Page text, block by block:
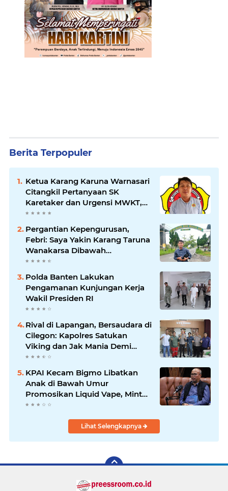
Berita Terpopuler
Ketua Karang Karuna Warnasari
Citangkil Pertanyaan SK
Karetaker dan Urgensi MWKT,
Saat Suasana Berduka
Pergantian Kepengurusan,
Febri: Saya Yakin Karang Taruna
Wanakarsa Dibawah
Kepemimpinan Bung Entus
Polda Banten Lakukan
Pengamanan Kunjungan Kerja
Wakil Presiden RI
Rival di Lapangan, Bersaudara di
Cilegon: Kapolres Satukan
Viking dan Jak Mania Demi
Nobar Damai Piala Presiden
KPAI Kecam Bigmo Libatkan
Anak di Bawah Umur
Promosikan Liquid Vape, Minta
Aparat Bertindak Tegas
Lihat Selengkapnya